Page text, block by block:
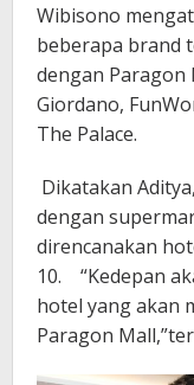
Wibisono
beberapa brand
dengan Paragon
Giordano,
The Palace.
Dikatakan
dengan
direncanakan
10. “Kedepan
hotel yang akan
Paragon